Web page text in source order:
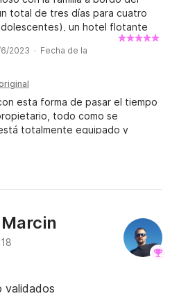
total de tres días para cuatro
un hotel flotante
Świnoujście-Szczecin a
El propietario es muy
volveremos a aprovechar la
recomendamos.
2023 · Fecha de la
esta forma de pasar el tiempo
todo como se
totalmente equipado y
aguas de Szczecin. Lo
Marcin